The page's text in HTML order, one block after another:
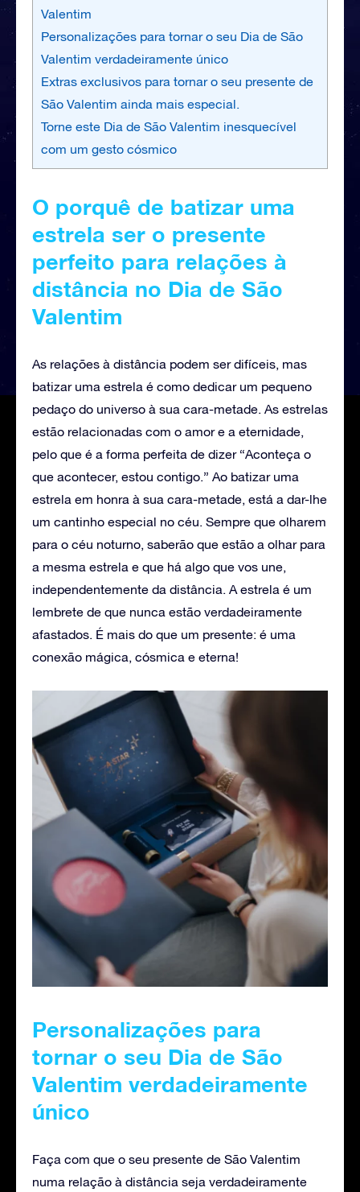
Valentim
Personalizações para tornar o seu Dia de São
Valentim verdadeiramente único
Extras exclusivos para tornar o seu presente de
São Valentim ainda mais especial.
Torne este Dia de São Valentim inesquecível
com um gesto cósmico
O porquê de batizar uma
estrela ser o presente
perfeito para relações à
distância no Dia de São
Valentim
As relações à distância podem ser difíceis, mas
batizar uma estrela é como dedicar um pequeno
pedaço do universo à sua cara-metade. As estrelas
estão relacionadas com o amor e a eternidade,
pelo que é a forma perfeita de dizer “Aconteça o
que acontecer, estou contigo.” Ao batizar uma
estrela em honra à sua cara-metade, está a dar-lhe
um cantinho especial no céu. Sempre que olharem
para o céu noturno, saberão que estão a olhar para
a mesma estrela e que há algo que vos une,
independentemente da distância. A estrela é um
lembrete de que nunca estão verdadeiramente
afastados. É mais do que um presente: é uma
conexão mágica, cósmica e eterna!
Personalizações para
tornar o seu Dia de São
Valentim verdadeiramente
único
Faça com que o seu presente de São Valentim
numa relação à distância seja verdadeiramente